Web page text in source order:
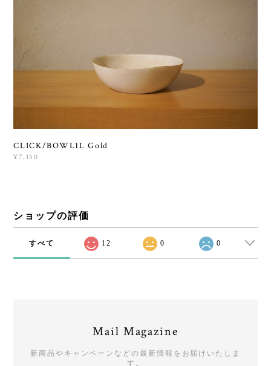
CLICK/BOWL1L Gold
¥7,150
ショップの評価
すべて 12 0 0
Mail Magazine
新商品やキャンペーンなどの最新情報をお届けいたしま
す。